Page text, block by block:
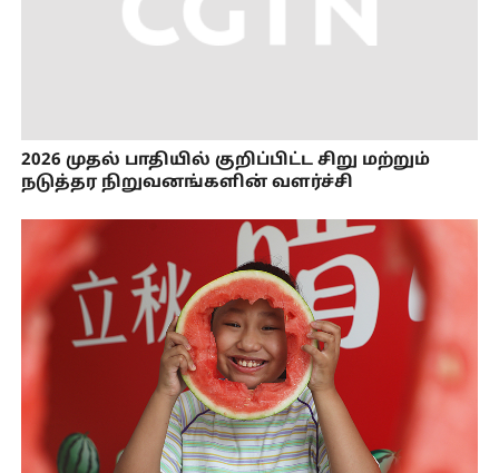
2026 முதல் பாதியில் குறிப்பிட்ட சிறு மற்றும்
நடுத்தர நிறுவனங்களின் வளர்ச்சி